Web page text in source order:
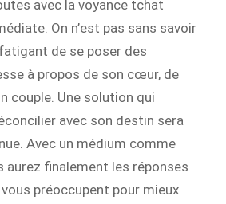
avec la voyance tchat
On n’est pas sans savoir
de se poser des
à propos de son cœur, de
couple. Une solution qui
avec son destin sera
Avec un médium comme
aurez finalement les réponses
préoccupent pour mieux